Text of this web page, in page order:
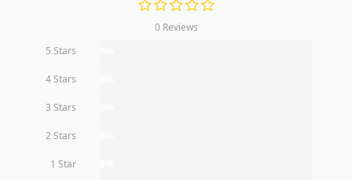
0 Reviews
5 Stars
4 Stars
3 Stars
2 Stars
1 Star